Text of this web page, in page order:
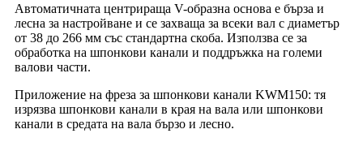
Автоматичната центрираща V-образна основа е бърза и
лесна за настройване и се захваща за всеки вал с диаметър
от 38 до 266 мм със стандартна скоба. Използва се за
обработка на шпонкови канали и поддръжка на големи
валови части.
Приложение на фреза за шпонкови канали KWM150: тя
изрязва шпонкови канали в края на вала или шпонкови
канали в средата на вала бързо и лесно.